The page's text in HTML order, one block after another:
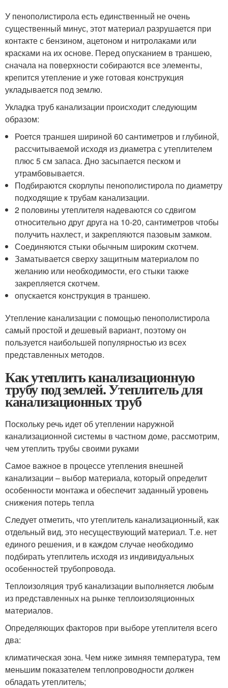
У пенополистирола есть единственный не очень
существенный минус, этот материал разрушается при
контакте с бензином, ацетоном и нитролаками или
красками на их основе. Перед опусканием в траншею,
сначала на поверхности собираются все элементы,
крепится утепление и уже готовая конструкция
укладывается под землю.
Укладка труб канализации происходит следующим
образом:
Роется траншея шириной 60 сантиметров и глубиной,
рассчитываемой исходя из диаметра с утеплителем
плюс 5 см запаса. Дно засыпается песком и
утрамбовывается.
Подбираются скорлупы пенополистирола по диаметру
подходящие к трубам канализации.
2 половины утеплителя надеваются со сдвигом
относительно друг друга на 10-20, сантиметров чтобы
получить нахлест, и закрепляются пазовым замком.
Соединяются стыки обычным широким скотчем.
Заматывается сверху защитным материалом по
желанию или необходимости, его стыки также
закрепляется скотчем.
опускается конструкция в траншею.
Утепление канализации с помощью пенополистирола
самый простой и дешевый вариант, поэтому он
пользуется наибольшей популярностью из всех
представленных методов.
Как утеплить канализационную
трубу под землей. Утеплитель для
канализационных труб
Поскольку речь идет об утеплении наружной
канализационной системы в частном доме, рассмотрим,
чем утеплить трубы своими руками
Самое важное в процессе утепления внешней
канализации – выбор материала, который определит
особенности монтажа и обеспечит заданный уровень
снижения потерь тепла
Следует отметить, что утеплитель канализационный, как
отдельный вид, это несуществующий материал. Т.е. нет
единого решения, и в каждом случае необходимо
подбирать утеплитель исходя из индивидуальных
особенностей трубопровода.
Теплоизоляция труб канализации выполняется любым
из представленных на рынке теплоизоляционных
материалов.
Определяющих факторов при выборе утеплителя всего
два:
климатическая зона. Чем ниже зимняя температура, тем
меньшим показателем теплопроводности должен
обладать утеплитель;